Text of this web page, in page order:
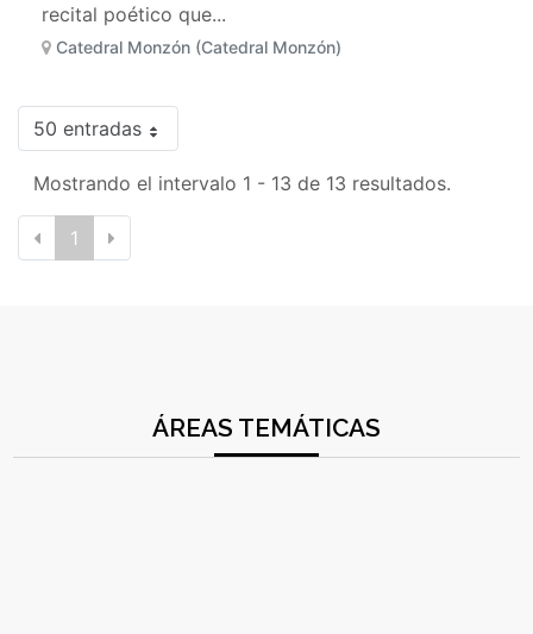
recital poético que...
Catedral Monzón (Catedral Monzón)
50 entradas
Mostrando el intervalo 1 - 13 de 13 resultados.
1
ÁREAS TEMÁTICAS